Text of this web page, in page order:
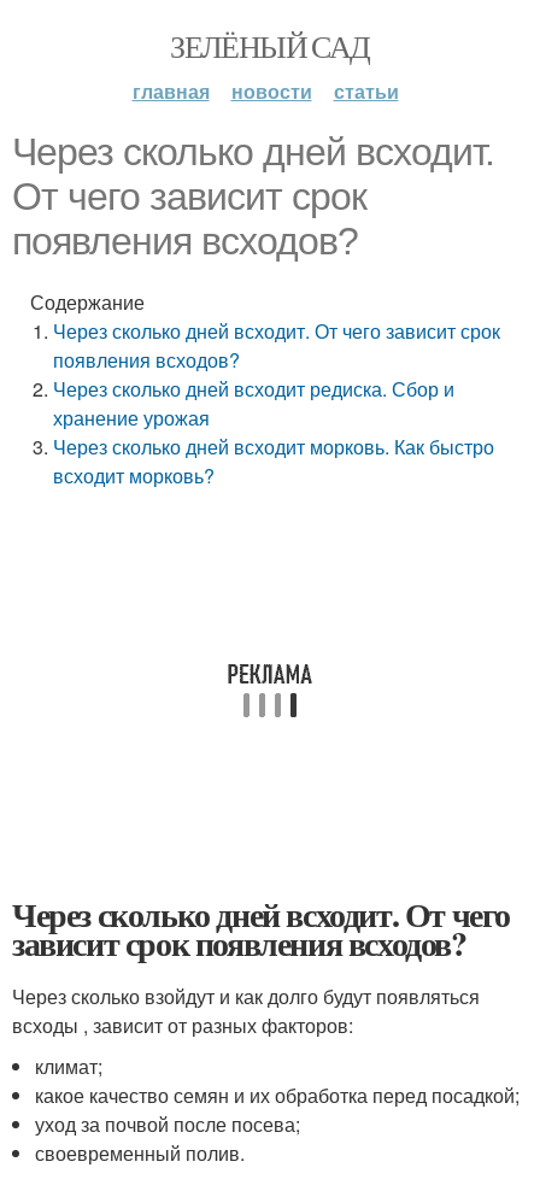
ЗЕЛЁНЫЙ САД
главная новости статьи
Через сколько дней всходит.
От чего зависит срок
появления всходов?
Содержание
Через сколько дней всходит. От чего зависит срок
появления всходов?
Через сколько дней всходит редиска. Сбор и
хранение урожая
Через сколько дней всходит морковь. Как быстро
всходит морковь?
Через сколько дней всходит. От чего
зависит срок появления всходов?
Через сколько взойдут и как долго будут появляться
всходы , зависит от разных факторов:
климат;
какое качество семян и их обработка перед посадкой;
уход за почвой после посева;
своевременный полив.